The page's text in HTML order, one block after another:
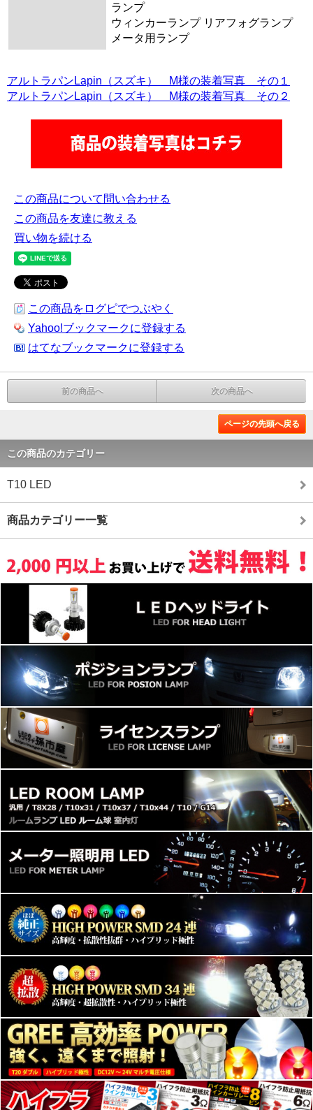
ランプ
ウィンカーランプ リアフォグランプ
メータ用ランプ
アルトラパンLapin（スズキ） M様の装着写真 その１
アルトラパンLapin（スズキ） M様の装着写真 その２
この商品について問い合わせる
この商品を友達に教える
買い物を続ける
この商品をログピでつぶやく
Yahoo!ブックマークに登録する
はてなブックマークに登録する
前の商品へ 次の商品へ
ページの先頭へ戻る
この商品のカテゴリー
T10 LED
商品カテゴリー一覧